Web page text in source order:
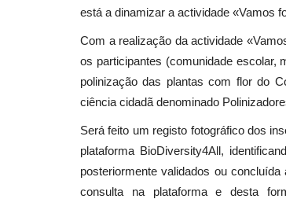
está a dinamizar a actividade «Vamos
Com a realização da actividade
os participantes (comunidade escolar,
polinização das plantas com flor do
ciência cidadã denominado
Será feito um registo fotográfico dos
plataforma BioDiversity4All,
posteriormente validados ou
consulta na plataforma e desta
Cultura